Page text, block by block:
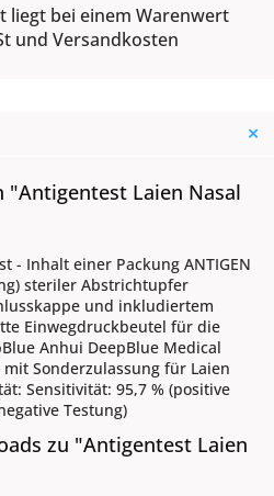
liegt bei einem Warenwert
und Versandkosten
Laien Nasal
- Inhalt einer Packung ANTIGEN
steriler Abstrichtupfer
und inkludiertem
Einwegdruckbeutel für die
Anhui DeepBlue Medical
Sonderzulassung für Laien
Sensitivität: 95,7 % (positive
Testung)
zu "Antigentest Laien